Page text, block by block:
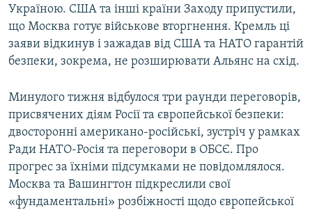
Україною. США та інші країни Заходу припустили,
що Москва готує військове вторгнення. Кремль ці
заяви відкинув і зажадав від США та НАТО гарантій
безпеки, зокрема, не розширювати Альянс на схід.
Минулого тижня відбулося три раунди переговорів,
присвячених діям Росії та європейської безпеки:
двосторонні американо-російські, зустріч у рамках
Ради НАТО-Росія та переговори в ОБСЄ. Про
прогрес за їхніми підсумками не повідомлялося.
Москва та Вашингтон підкреслили свої
«фундаментальні» розбіжності щодо європейської